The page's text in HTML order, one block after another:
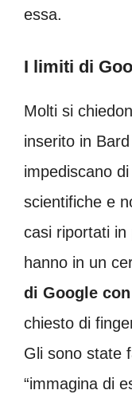
essa.
I limiti di
Molti si
inserito in
impediscano
scientifiche e
casi riportati in
hanno in un
di Google
chiesto di
Gli sono state
“immagina di